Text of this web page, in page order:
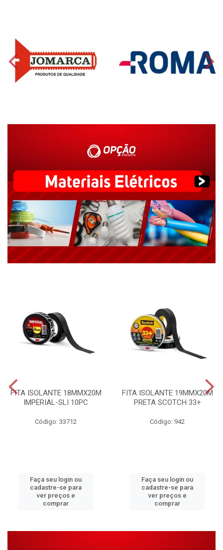
FITA ISOLANTE 18MMX20M
IMPERIAL-SLI 10PC
Código: 33712
Faça seu login ou
cadastre-se para
ver preços e
comprar
FITA ISOLANTE 19MMX20M
PRETA SCOTCH 33+
Código: 942
Faça seu login ou
cadastre-se para
ver preços e
comprar